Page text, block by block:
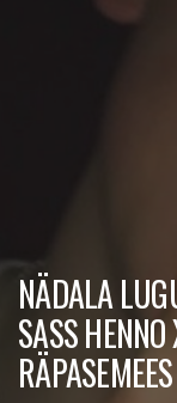
NÄDALA
SASS
RÄPASEMEES